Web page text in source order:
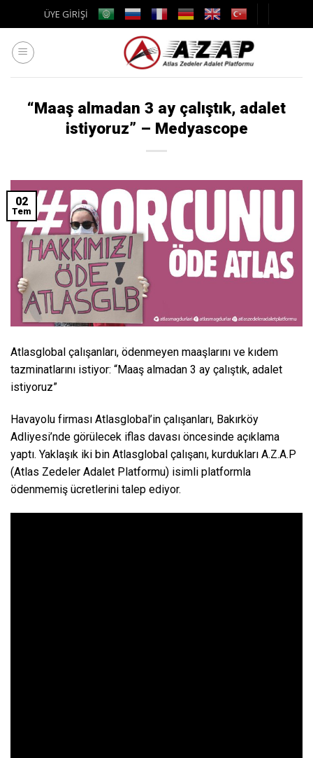
to
content
ÜYE GİRİŞİ
“Maaş almadan 3 ay çalıştık, adalet
istiyoruz” – Medyascope
02
Tem
Atlasglobal çalışanları, ödenmeyen maaşlarını ve kıdem
tazminatlarını istiyor: “Maaş almadan 3 ay çalıştık, adalet
istiyoruz”
Havayolu firması Atlasglobal’in çalışanları, Bakırköy
Adliyesi’nde görülecek iflas davası öncesinde açıklama
yaptı. Yaklaşık iki bin Atlasglobal çalışanı, kurdukları A.Z.A.P
(Atlas Zedeler Adalet Platformu) isimli platformla
ödenmemiş ücretlerini talep ediyor.